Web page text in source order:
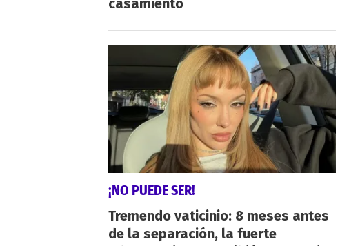
casamiento
¡NO PUEDE SER!
Tremendo vaticinio: 8 meses antes
de la separación, la fuerte